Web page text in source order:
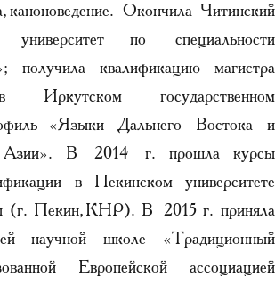
каноноведение. Окончила Читинский
университет по специальности
получила квалификацию магистра
Иркутском государственном
«Языки Дальнего Востока и
Азии». В 2014 г. прошла курсы
в Пекинском университете
(г. Пекин, КНР). В 2015 г. приняла
научной школе «Традиционный
Европейской ассоциацией